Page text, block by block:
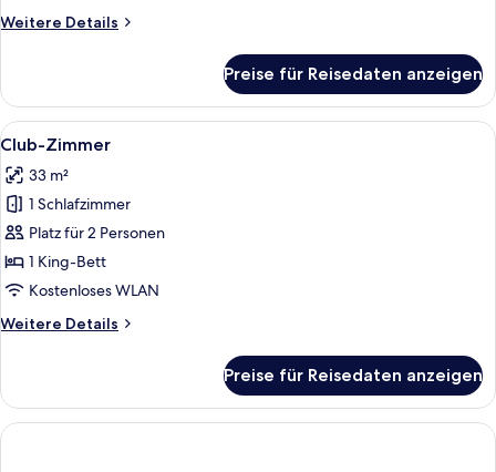
Weitere Details
Weitere
Zimmer,
Schlafzimmer
Preise für Reisedaten anzeigen
Alle
Fotos
für
Club-
Zimmer
anzeigen
Ein Hotelzimmer mit einem großen
4
Club-Zimmer
33 m²
1 Schlafzimmer
Platz für 2 Personen
1 King-Bett
Kostenloses WLAN
Weitere Details
Weitere
Zimmer
Preise für Reisedaten anzeigen